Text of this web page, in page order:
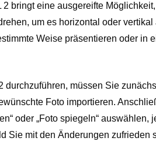
bringt eine ausgereifte
um es horizontal oder
Weise präsentieren oder in
durchzuführen, müssen Sie
Foto importieren.
oder „Foto spiegeln“ auswählen,
Sie mit den Änderungen zufrieden